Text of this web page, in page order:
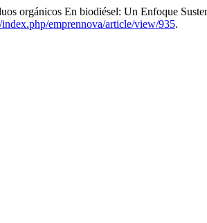
orgánicos En biodiésel: Un Enfoque
emprennova/article/view/935.